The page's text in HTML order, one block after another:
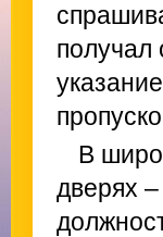
получал
В
дверях